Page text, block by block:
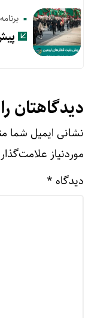
دیدگاهتان
نشانی ایمیل شما
موردنیاز
دیدگاه *